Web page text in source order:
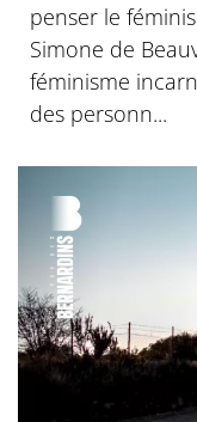
penser le
Simone de
féminisme
des personn...